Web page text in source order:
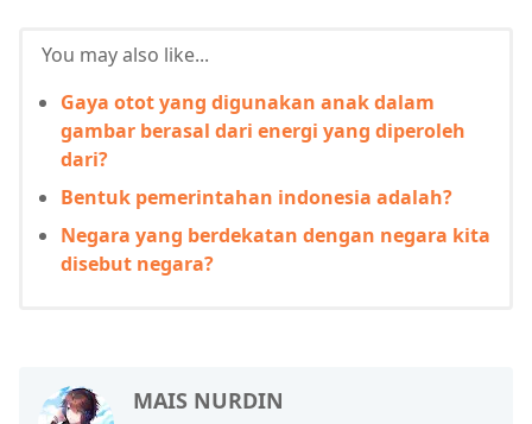
You may also like...
Gaya otot yang digunakan anak dalam
gambar berasal dari energi yang diperoleh
dari?
Bentuk pemerintahan indonesia adalah?
Negara yang berdekatan dengan negara kita
disebut negara?
MAIS NURDIN